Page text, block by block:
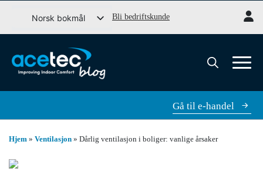
Norsk bokmål
Svenska
English (UK)
Dansk
Bli bedriftskunde
Gå til e-handel
Hjem » Ventilasjon » Dårlig ventilasjon i boliger: vanlige årsaker